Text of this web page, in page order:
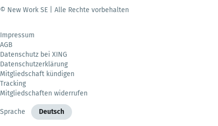
© New Work SE | Alle Rechte vorbehalten
Impressum
AGB
Datenschutz bei XING
Datenschutzerklärung
Mitgliedschaft kündigen
Tracking
Mitgliedschaften widerrufen
Sprache Deutsch